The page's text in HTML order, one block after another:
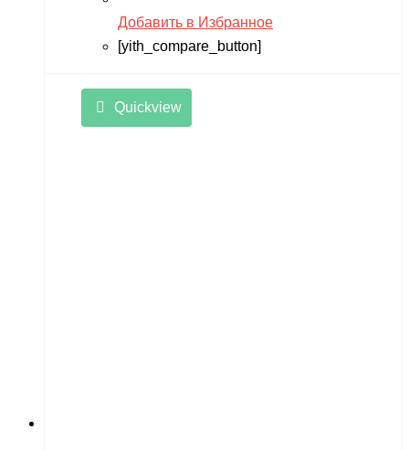
Добавить в Избранное
[yith_compare_button]
Quickview